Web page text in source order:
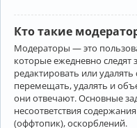
Кто такие
Модераторы — это
которые ежедневно
редактировать или
перемещать, удалять и
они отвечают. Основные
несоответствия
(оффтопик), оскорблений.